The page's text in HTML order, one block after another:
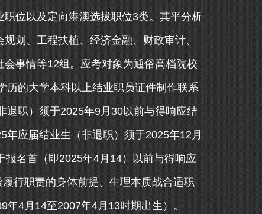
位以及定向港澳选拔职位3类。其平分析
划、工程扶植、经济金融、财政审计、
事情等12组。应考对象为通俗高档院校
历的大学本科以上结业职员证件制作联系
退职）须于2025年9月30以前与得响应结
应届结业生（非退职）须于2025年12月
名首（即2025年4月14）以前与得响应
行职责的身体前提、生理本质战合适职
4月14至2007年4月13时期出生）。